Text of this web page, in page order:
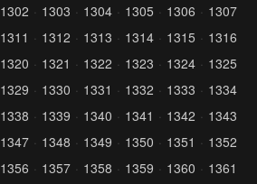
1302 1303 1304 1305 1306
1307
1311 1312 1313 1314 1315
1316
1320 1321 1322 1323 1324
1325
1329 1330 1331 1332 1333
1334
1338 1339 1340 1341 1342
1343
1347 1348 1349 1350 1351
1352
1356 1357 1358 1359 1360
1361